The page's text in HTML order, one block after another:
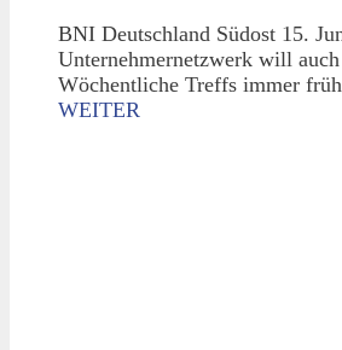
BNI Deutschland Südost 15.
Unternehmernetzwerk will
Wöchentliche Treffs immer
WEITER